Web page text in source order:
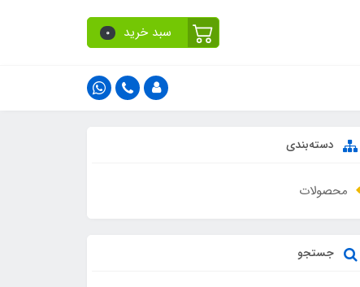
سبد خرید 0
دسته‌بندی
محصولات
جستجو